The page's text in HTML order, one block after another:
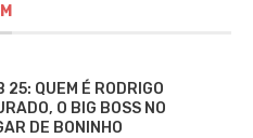
25: QUEM É RODRIGO
O BIG BOSS NO
DE BONINHO